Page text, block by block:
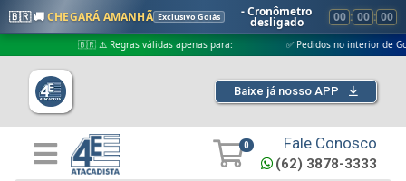
🇧🇷 🚚CHEGARÁ AMANHÃ Exclusivo Goiás - Cronômetro
desligado 00 : 00 : 00
🇧🇷 ⚠️ Regras válidas apenas para: ✅ Pedidos no interior de Goiás
Baixe já nosso APP
0 Fale Conosco
(62) 3878-3333